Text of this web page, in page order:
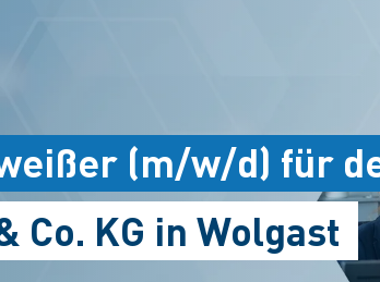
(m/w/d) für
Co. KG in Wolgast